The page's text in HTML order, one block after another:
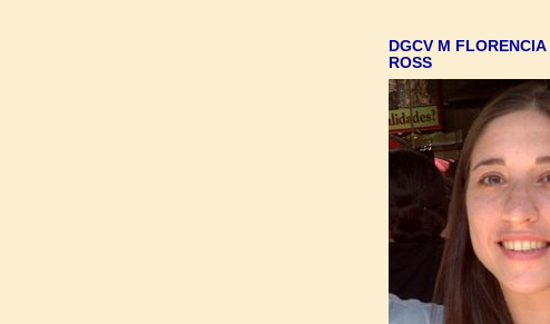
DGCV M
ROSS